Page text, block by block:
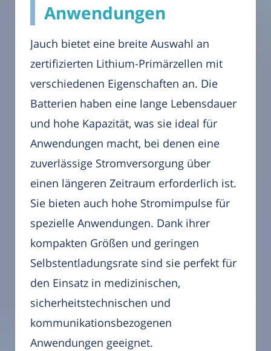
Anwendungen
Jauch bietet eine breite Auswahl an
zertifizierten Lithium-Primärzellen mit
verschiedenen Eigenschaften an. Die
Batterien haben eine lange Lebensdauer
und hohe Kapazität, was sie ideal für
Anwendungen macht, bei denen eine
zuverlässige Stromversorgung über
einen längeren Zeitraum erforderlich ist.
Sie bieten auch hohe Stromimpulse für
spezielle Anwendungen. Dank ihrer
kompakten Größen und geringen
Selbstentladungsrate sind sie perfekt für
den Einsatz in medizinischen,
sicherheitstechnischen und
kommunikationsbezogenen
Anwendungen geeignet.